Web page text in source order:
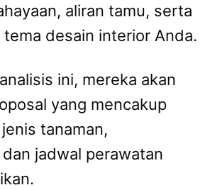
aliran tamu, serta
desain interior Anda.
ini, mereka akan
yang mencakup
tanaman,
jadwal perawatan